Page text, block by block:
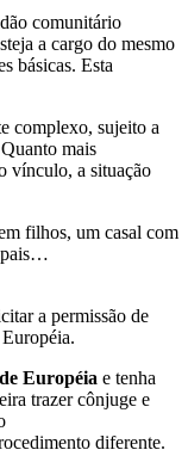
comunitário
a cargo do mesmo
básicas. Esta
complexo, sujeito a
mais
vínculo, a situação
filhos, um casal com
pais…
a permissão de
Européia e tenha
trazer cônjuge e
diferente.